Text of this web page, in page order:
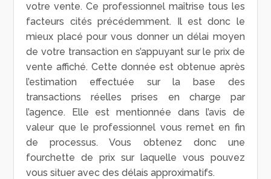
votre vente. Ce professionnel maîtrise tous les
facteurs cités précédemment. Il est donc le
mieux placé pour vous donner un délai moyen
de votre transaction en s’appuyant sur le prix de
vente affiché. Cette donnée est obtenue après
l’estimation effectuée sur la base des
transactions réelles prises en charge par
l’agence. Elle est mentionnée dans l’avis de
valeur que le professionnel vous remet en fin
de processus. Vous obtenez donc une
fourchette de prix sur laquelle vous pouvez
vous situer avec des délais approximatifs.